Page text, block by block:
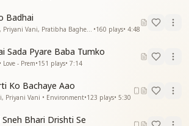
Badhai
•160 plays• 4:48
Sada Pyare Baba Tumko
- Prem•151 plays• 7:14
Ko Bachaye Aao
Priyani Vani • Environment•123 plays• 5:30
Bhari Drishti Se